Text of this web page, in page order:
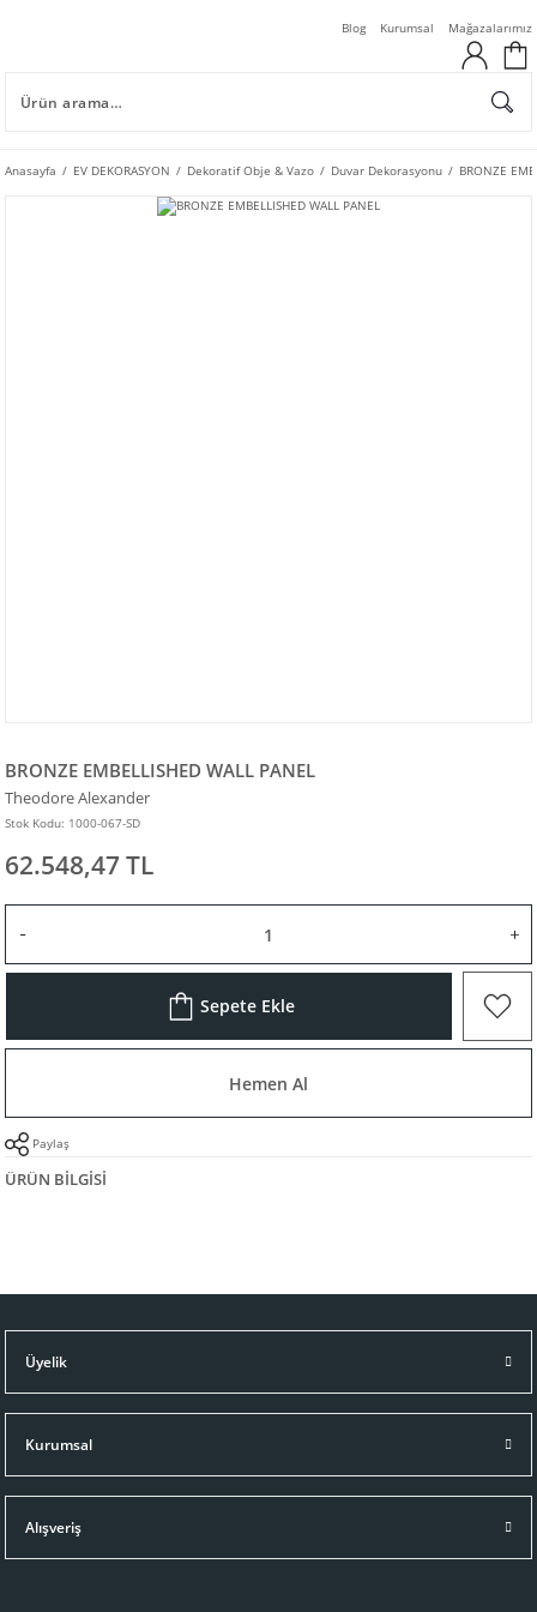
Blog Kurumsal Mağazalarımız
Anasayfa EV DEKORASYON Dekoratif Obje & Vazo Duvar Dekorasyonu BRONZE
BRONZE EMBELLISHED WALL PANEL
Theodore Alexander
Stok Kodu: 1000-067-SD
62.548,47 TL
Sepete Ekle
Hemen Al
Paylaş
ÜRÜN BILGISI
Üyelik
Kurumsal
Alışveriş